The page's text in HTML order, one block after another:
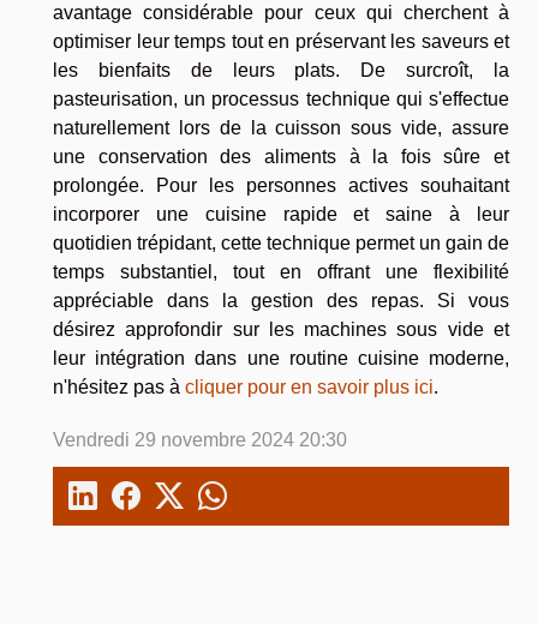
avantage considérable pour ceux qui cherchent à
optimiser leur temps tout en préservant les saveurs et
les bienfaits de leurs plats. De surcroît, la
pasteurisation, un processus technique qui s'effectue
naturellement lors de la cuisson sous vide, assure
une conservation des aliments à la fois sûre et
prolongée. Pour les personnes actives souhaitant
incorporer une cuisine rapide et saine à leur
quotidien trépidant, cette technique permet un gain de
temps substantiel, tout en offrant une flexibilité
appréciable dans la gestion des repas. Si vous
désirez approfondir sur les machines sous vide et
leur intégration dans une routine cuisine moderne,
n'hésitez pas à cliquer pour en savoir plus ici.
Vendredi 29 novembre 2024 20:30